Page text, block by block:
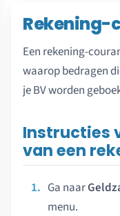
Rekening-
Een rekening-
waarop bedragen
je BV worden
Instructies
van een
Ga naar
menu.